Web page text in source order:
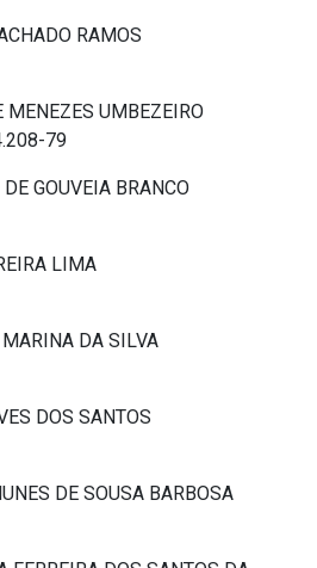
RAMOS
UMBEZEIRO
79
BRANCO
LIMA
DA SILVA
DOS SANTOS
DE SOUSA BARBOSA